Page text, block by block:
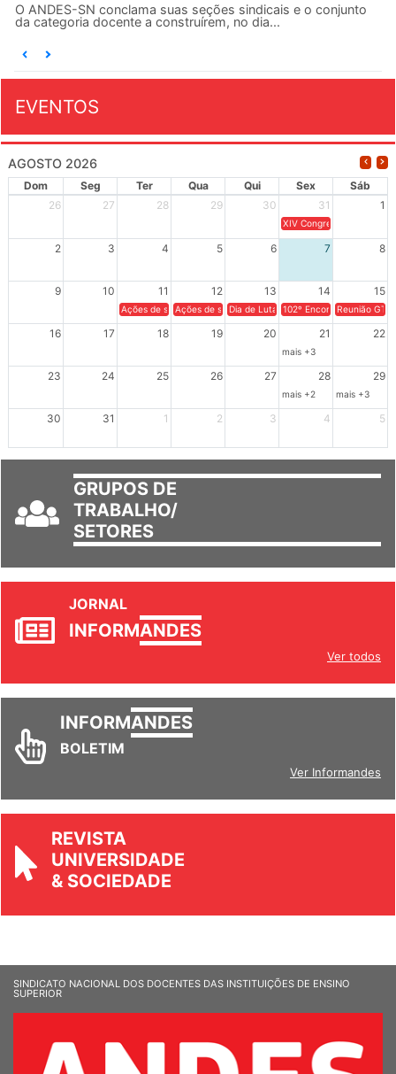
O ANDES-SN conclama suas seções sindicais e o conjunto
da categoria docente a construírem, no dia...
EVENTOS
AGOSTO 2026
Dom Seg Ter Qua Qui Sex
Sáb
26
27 28 29 30 31 1
XIV Congresso Brasileiro
2 3 4 5 6 7 8
9 10 11 12 13 14 15
Ações de solidariedade a Cuba no Rio Grande do Sul - 100
Ações de solidariedade a Cuba no Rio Grande do
Dia de Luta em Defesa de Cuba e da
102º Encontro da
Reunião
16 17 18 19 20 21 22
mais +3
23 24 25 26 27 28 29
mais +2 mais +3
30 31 1 2 3 4 5
GRUPOS DE
TRABALHO/
SETORES
JORNAL
INFORMANDES
Ver todos
INFORMANDES
BOLETIM
Ver Informandes
REVISTA
UNIVERSIDADE
& SOCIEDADE
SINDICATO NACIONAL DOS DOCENTES DAS INSTITUIÇÕES DE ENSINO
SUPERIOR